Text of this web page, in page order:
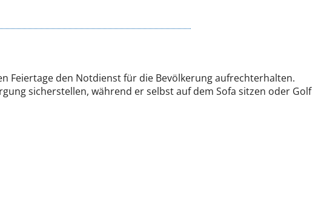
Feiertage den Notdienst für die Bevölkerung aufrechterhalten.
sicherstellen, während er selbst auf dem Sofa sitzen oder Golf